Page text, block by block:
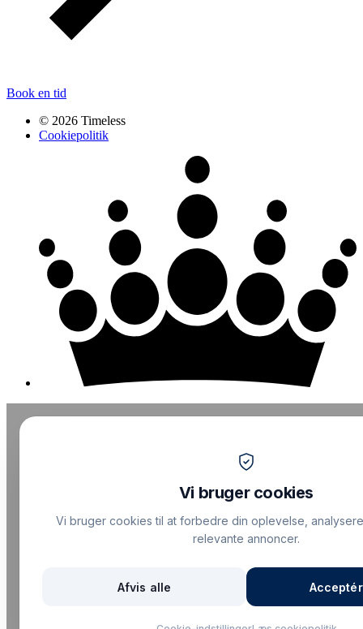
Book en tid
© 2026 Timeless
Cookiepolitik